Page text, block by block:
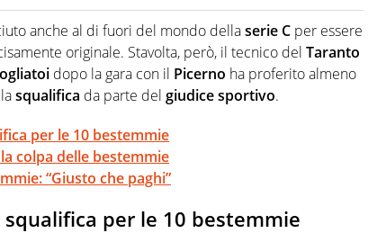
Virgilio Sport segue anche il calcio ma è con la
e passioni. Cura la comunicazione di HaBaWaBa, il
per bambini al mondo
anche al di fuori del mondo dellaserie C per essere
originale. Stavolta, però, il tecnico del Taranto
dopo la gara con il Picerno ha proferito almeno
squalifica da parte del giudice sportivo.
per le 10 bestemmie
colpa delle bestemmie
“Giusto che paghi”
squalifica per le 10 bestemmie